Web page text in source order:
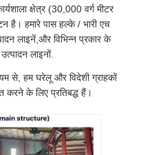
क्षेत्र (30,000 वर्ग मीटर
है। हमारे पास हल्के / भारी एच
लाइनें,और विभिन्न प्रकार के
लाइनों.
से, हम घरेलू और विदेशी ग्राहकों
करने के लिए प्रतिबद्ध हैं।